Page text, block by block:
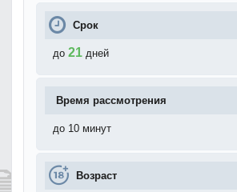
Срок
до 21 дней
Время рассмотрения
до 10 минут
Возраст